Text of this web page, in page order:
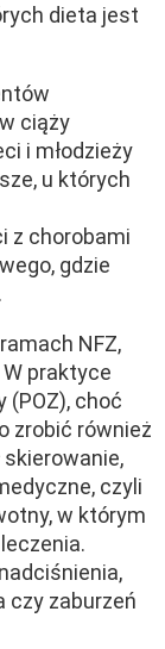
dieta jest
ciąży
i młodzieży
u których
z chorobami
gdzie
NFZ,
praktyce
(POZ), choć
zrobić również
czyli
w którym
czy zaburzeń